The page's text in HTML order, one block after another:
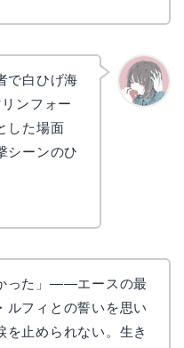
で白ひげ海
ンフォー
した場面
シーンのひ
った」——エースの最
フィとの誓いを思い
を止められない。生き